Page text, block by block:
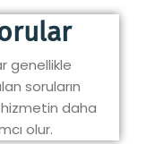
genellikle
soruların
hizmetin daha
olur.